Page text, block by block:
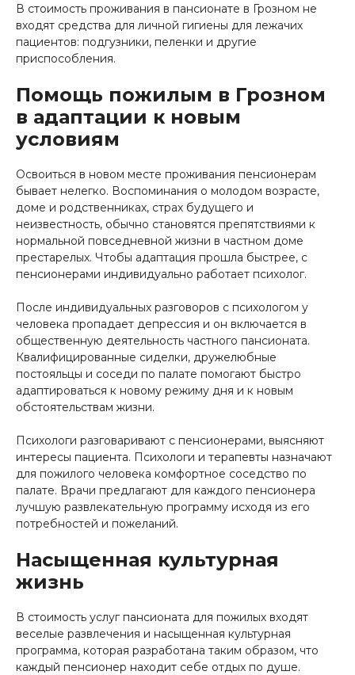
В стоимость проживания в пансионате в Грозном не
входят средства для личной гигиены для лежачих
пациентов: подгузники, пеленки и другие
приспособления.
Помощь пожилым в Грозном
в адаптации к новым
условиям
Освоиться в новом месте проживания пенсионерам
бывает нелегко. Воспоминания о молодом возрасте,
доме и родственниках, страх будущего и
неизвестность, обычно становятся препятствиями к
нормальной повседневной жизни в частном доме
престарелых. Чтобы адаптация прошла быстрее, с
пенсионерами индивидуально работает психолог.
После индивидуальных разговоров с психологом у
человека пропадает депрессия и он включается в
общественную деятельность частного пансионата.
Квалифицированные сиделки, дружелюбные
постояльцы и соседи по палате помогают быстро
адаптироваться к новому режиму дня и к новым
обстоятельствам жизни.
Психологи разговаривают с пенсионерами, выясняют
интересы пациента. Психологи и терапевты назначают
для пожилого человека комфортное соседство по
палате. Врачи предлагают для каждого пенсионера
лучшую развлекательную программу исходя из его
потребностей и пожеланий.
Насыщенная культурная
жизнь
В стоимость услуг пансионата для пожилых входят
веселые развлечения и насыщенная культурная
программа, которая разработана таким образом, что
каждый пенсионер находит себе отдых по душе.